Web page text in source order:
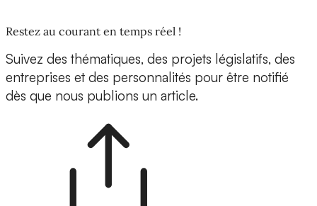
Restez au courant en temps réel !
Suivez des thématiques, des projets législatifs, des
entreprises et des personnalités pour être notifié
dès que nous publions un article.